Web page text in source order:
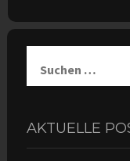
nach:
AKTUELLE